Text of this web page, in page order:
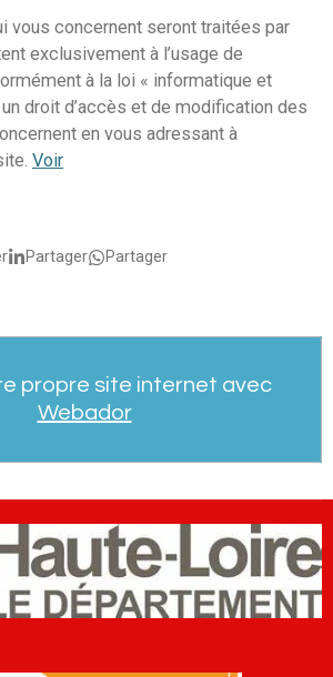
vous concernent seront traitées par
exclusivement à l’usage de
à la loi « informatique et
droit d’accès et de modification des
en vous adressant à
Voir
Partager Partager
propre site internet avec
Webador